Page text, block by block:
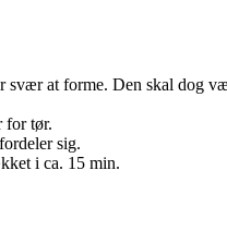
svær at forme. Den skal dog
for tør.
sig.
i ca. 15 min.